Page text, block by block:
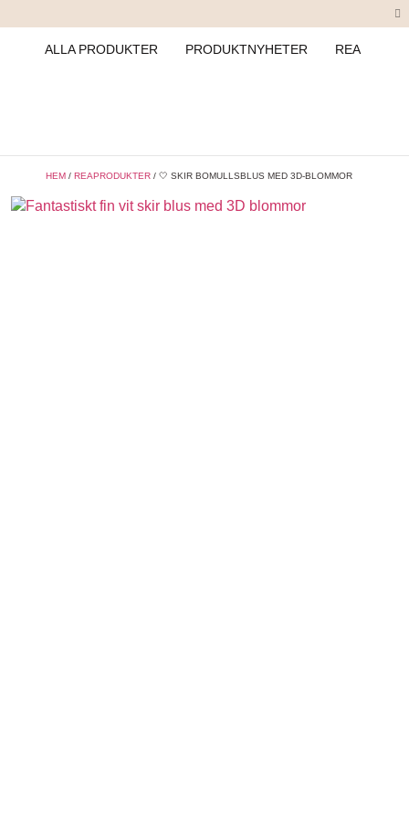
ALLA PRODUKTER PRODUKTNYHETER REA
HEM / REAPRODUKTER / 🤍 SKIR BOMULLSBLUS MED 3D-BLOMMOR